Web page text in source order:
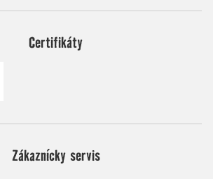
Certifikáty
Zákaznícky servis